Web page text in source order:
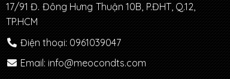
17/91 Đ. Đông Hưng Thuận 10B, P.ĐHT, Q.12,
TP.HCM
Điện thoại: 0961039047
Email: info@meocondts.com